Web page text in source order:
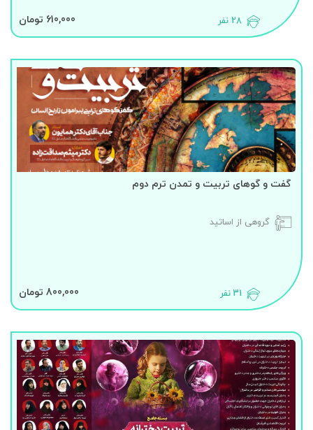
610,000 تومان 28 نفر
گفت و گوهای تربیت و تمدن ترم دوم
گروهی از اساتید
800,000 تومان 31 نفر